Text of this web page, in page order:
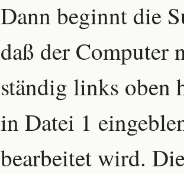
Dann beginnt die
daß der Computer
ständig links oben
in Datei 1
bearbeitet wird.